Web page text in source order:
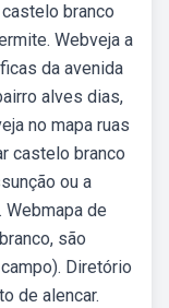
branco
Webveja a
da avenida
alves dias,
no mapa ruas
castelo branco
ou a
de
são
Diretório
de alencar.